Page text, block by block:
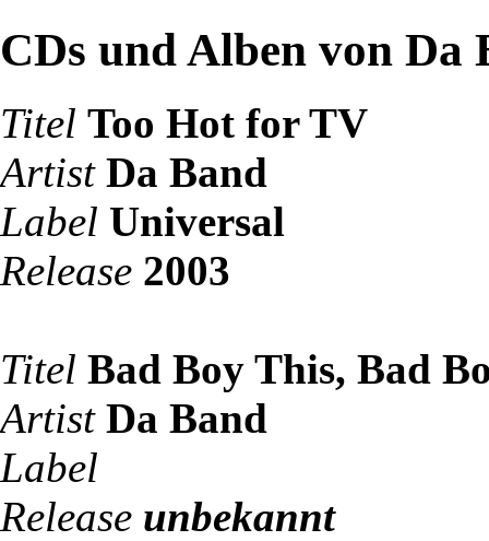
CDs und Alben von Da
Titel Too Hot for TV
Artist Da Band
Label Universal
Release 2003
Titel Bad Boy This, Bad
Artist Da Band
Label
Release unbekannt